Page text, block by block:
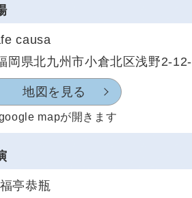
causa
岡県北九州市小倉北区浅野2-
地図を見る
mapが開きます
亭恭瓶